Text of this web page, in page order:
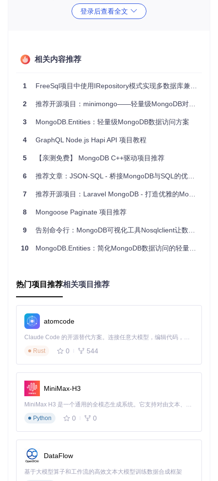
定运算符以支持树形摇动（tree shaking），这对于关注客户
端应用体积的开发者尤为友好。
外，其对JSON Schema的支持，允许高度定制化的验证逻
辑，进一步增强了数据处理的灵活性和可靠性。
应用场景
数据分析: 对于那些需要快速分析内存中数据的场景，如实
前端应用: 服务端渲染时的后端数据预处理，减少前后端交
微服务架构: 数据处理层快速实现复杂的查询需求。
数据的筛选与处理。
项目特点
数据处理逻辑。
理速度。
用。
可集成性: 无论是在服务器端的Node.js应用还是利用现代
前端构建工具，都易于集成。
代码清晰: 强大的文档与清晰的API设计，使得开发者能迅
结论
Mingo是那些寻求在内存中执行MongoDB风格查询的开发者的
的场景。其卓越的技术特性结合广泛的应用范围，无疑为数据
处理带来了新的便捷之道。立即尝试Mingo，解锁你的数据处
理潜能，使之成为你下一个项目中的得力助手吧！
通过简单的安装和直观的用法，Mingo让数据操控变得简单而
高效。不论你是想进行复杂的数据筛选，还是希望在不依赖数
登录后查看全文
相关内容推荐
1 FreeSql项目中使用IRepository模式实现多数据库兼容性设计
2 推荐开源项目：minimongo——轻量级MongoDB对象管理库
3 MongoDB.Entities：轻量级MongoDB数据访问方案
4 GraphQL Node.js Hapi API 项目教程
5 【亲测免费】 MongoDB C++驱动项目推荐
6 推荐文章：JSON-SQL - 桥接MongoDB与SQL的优雅之选
7 推荐开源项目：Laravel MongoDB - 打造优雅的MongoDB集成
8 Mongoose Paginate 项目推荐
9 告别命令行：MongoDB可视化工具Nosqlclient让数据库管理效率提升300%
10 MongoDB.Entities：简化MongoDB数据访问的轻量级.NET库
热门项目推荐相关项目推荐
atomcode
Claude Code 的开源替代方案。连接任意大模型，编辑代码，运行命令，自动验证 — 全自动执行。用 Rust 构建，极致性能。 ｜ An open-source alternative to Claude Code. Connect any LLM, edit code, run commands, and verify changes — autonomously. Built in Rust for speed. Get Started
Rust
0 544
MiniMax-H3
MiniMax H3 是一个通用的全模态生成系统。它支持对由文本、图像、视频和音频组成的多模态上下文进行统一理解，并能生成分辨率高达 2K、时长可达 15 秒的带原生立体声音频的视频。得益于面向任务泛化的系统设计，H3 在预训练阶段就已具备广泛的多模态上下文理解与生成能力，能够出色地执行复杂的多模态指令。
Python
0 0
DataFlow
基于大模型算子和工作流的高效文本大模型训练数据合成框架